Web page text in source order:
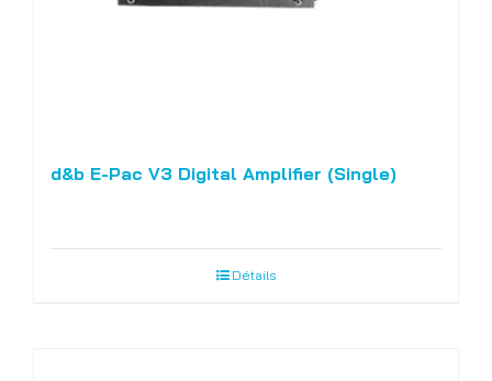
d&b E-Pac V3 Digital Amplifier (Single)
Détails